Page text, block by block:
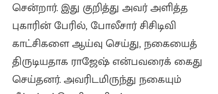
சென்றார். இது குறித்து அவர் அளித்த
புகாரின் பேரில், போலீசார் சிசிடிவி
காட்சிகளை ஆய்வு செய்து, நகையைத்
திருடியதாக ராஜேஷ் என்பவரைக் கைது
செய்தனர். அவரிடமிருந்து நகையும்